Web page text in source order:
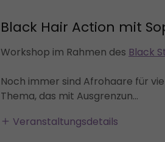
Black Hair Action mit
Workshop im Rahmen des Black
Noch immer sind Afrohaare für
Thema, das mit Ausgrenzun...
Veranstaltungsdetails